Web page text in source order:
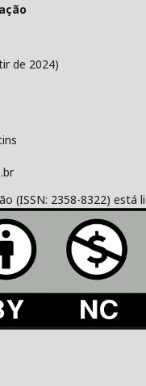
de 2024)
(ISSN: 2358-8322) está